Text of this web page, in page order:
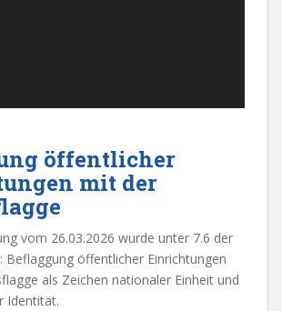
öffentlicher
mit der
vom 26.03.2026 wurde unter 7.6 der
Beflaggung öffentlicher Einrichtungen
als Zeichen nationaler Einheit und
Identität.